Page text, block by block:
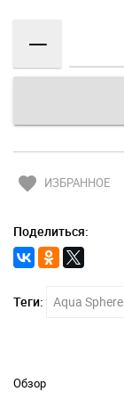
—
favorite ИЗБРАННОЕ
Поделиться:
Теги: Aqua Sphere
Обзор